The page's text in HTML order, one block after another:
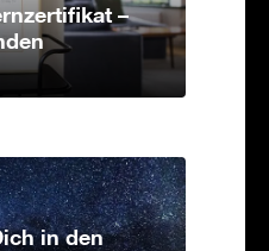
–
in den